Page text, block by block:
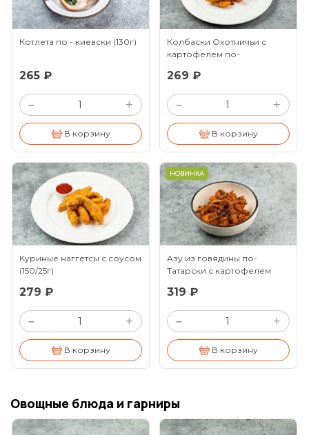
Котлета по - киевски (130г)
265 ₽
– +
В корзину
Колбаски Охотничьи с
картофелем по-
269 ₽
– +
В корзину
Куриные наггетсы с соусом
(150/25г)
279 ₽
– +
В корзину
НОВИНКА
Азу из говядины по-
Татарски с картофелем
319 ₽
– +
В корзину
Овощные блюда и гарниры